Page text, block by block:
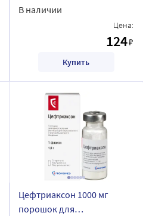
В наличии
Цена:
124₽
Купить
Цефтриаксон 1000 мг
порошок для